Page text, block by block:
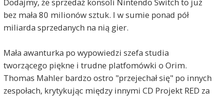
bez mała 80 milionów sztuk. I w sumie ponad pół
miliarda sprzedanych na nią gier.
Mała awanturka po wypowiedzi szefa studia
tworzącego piękne i trudne platfomówki o Orim.
Thomas Mahler bardzo ostro "przejechał się" po innych
zespołach, krytykując między innymi CD Projekt RED za